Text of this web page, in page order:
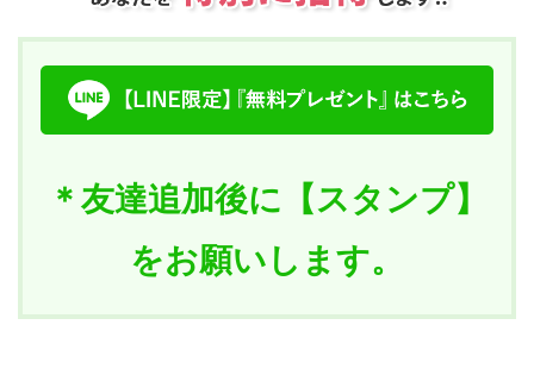
＊友達追加後に【スタンプ】
をお願いします。